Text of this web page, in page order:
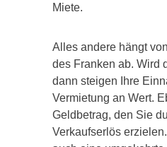
Miete.
Alles andere hängt
des Franken ab. Wird
dann steigen Ihre
Vermietung an Wert.
Geldbetrag, den Sie
Verkaufserlös